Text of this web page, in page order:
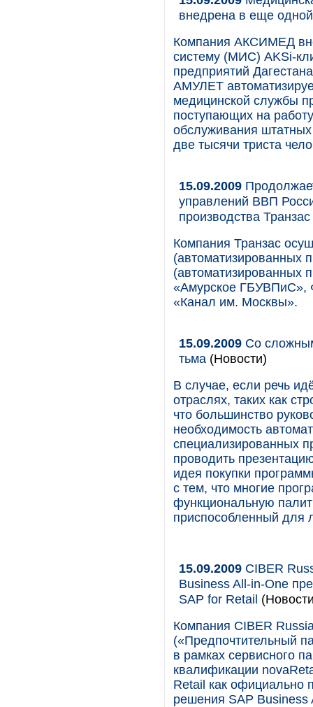
внедрена в еще
Компания АКСИМЕД
систему (МИС) AKSi-
предприятий
АМУЛЕТ
медицинской службы
поступающих на
обслуживания штатных
две тысячи триста
15.09.2009
управлений ВВП
производства Транзас
Компания Транзас
(автоматизированных
(автоматизированных
«Амурское ГБУВПиС»,
«Канал им. Москвы».
15.09.2009 Со
тьма (Новости)
В случае, если речь
отраслях, таких как
что большинство
необходимость
специализированных
проводить
идея покупки
с тем, что многие
функциональную
приспособленный для
15.09.2009 CIBER
Business All-in-One
SAP for Retail
Компания CIBER
(«Предпочтительный
в рамках сервисного
квалификации
Retail как официально
решения SAP Business